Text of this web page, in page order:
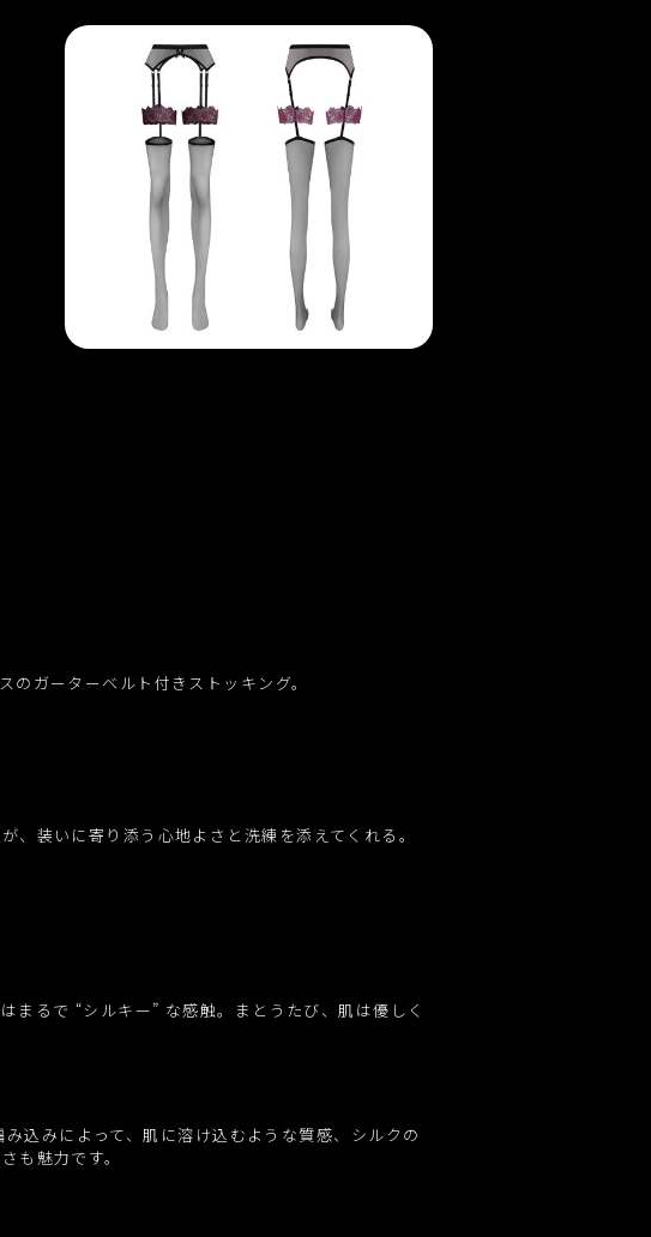
ガーターベルト付きストッキング。
装いに寄り添う心地よさと洗練を添えてくれる。
るで “シルキー” な感触。まとうたび、肌は優しく
込みによって、肌に溶け込むような質感、シルクの
も魅力です。